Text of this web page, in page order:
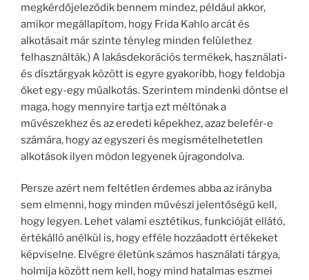
megkérdőjeleződik bennem mindez, például akkor,
amikor megállapítom, hogy Frida Kahlo arcát és
alkotásait már szinte tényleg minden felülethez
felhasználták.) A lakásdekorációs termékek, használati-
és dísztárgyak között is egyre gyakoribb, hogy feldobja
őket egy-egy műalkotás. Szerintem mindenki döntse el
maga, hogy mennyire tartja ezt méltónak a
művészekhez és az eredeti képekhez, azaz belefér-e
számára, hogy az egyszeri és megismételhetetlen
alkotások ilyen módon legyenek újragondolva.
Persze azért nem feltétlen érdemes abba az irányba
sem elmenni, hogy minden művészi jelentőségű kell,
hogy legyen. Lehet valami esztétikus, funkcióját ellátó,
értékálló anélkül is, hogy efféle hozzáadott értékeket
képviselne. Elvégre életünk számos használati tárgya,
holmija között nem kell, hogy mind hatalmas eszmei